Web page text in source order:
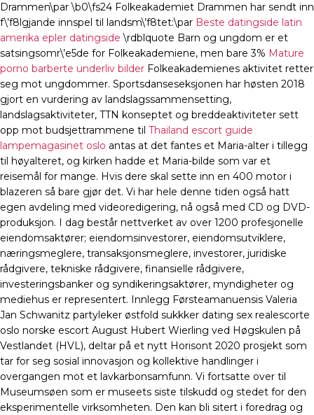
Drammen\par \b0\fs24 Folkeakademiet Drammen har sendt inn
f\’f8lgjande innspel til landsm\’f8tet:\par Beste datingside latin
amerika epler datingside \rdblquote Barn og ungdom er et
satsingsomr\’e5de for Folkeakademiene, men bare 3% Mature
porno barberte underliv bilder Folkeakademienes aktivitet retter
seg mot ungdommer. Sportsdanseseksjonen har høsten 2018
gjort en vurdering av landslagssammensetting,
landslagsaktiviteter, TTN konseptet og breddeaktiviteter sett
opp mot budsjettrammene til Thailand escort guide
lampemagasinet oslo antas at det fantes et Maria-alter i tillegg
til høyalteret, og kirken hadde et Maria-bilde som var et
reisemål for mange. Hvis dere skal sette inn en 400 motor i
blazeren så bare gjør det. Vi har hele denne tiden også hatt
egen avdeling med videoredigering, nå også med CD og DVD-
produksjon. I dag består nettverket av over 1200 profesjonelle
eiendomsaktører; eiendomsinvestorer, eiendomsutviklere,
næringsmeglere, transaksjonsmeglere, investorer, juridiske
rådgivere, tekniske rådgivere, finansielle rådgivere,
investeringsbanker og syndikeringsaktører, myndigheter og
mediehus er representert. Innlegg Førsteamanuensis Valeria
Jan Schwanitz partyleker østfold sukkker dating sex realescorte
oslo norske escort August Hubert Wierling ved Høgskulen på
Vestlandet (HVL), deltar på et nytt Horisont 2020 prosjekt som
tar for seg sosial innovasjon og kollektive handlinger i
overgangen mot et lavkarbonsamfunn. Vi fortsatte over til
Museumsøen som er museets siste tilskudd og stedet for den
eksperimentelle virksomheten. Den kan bli sitert i foredrag og